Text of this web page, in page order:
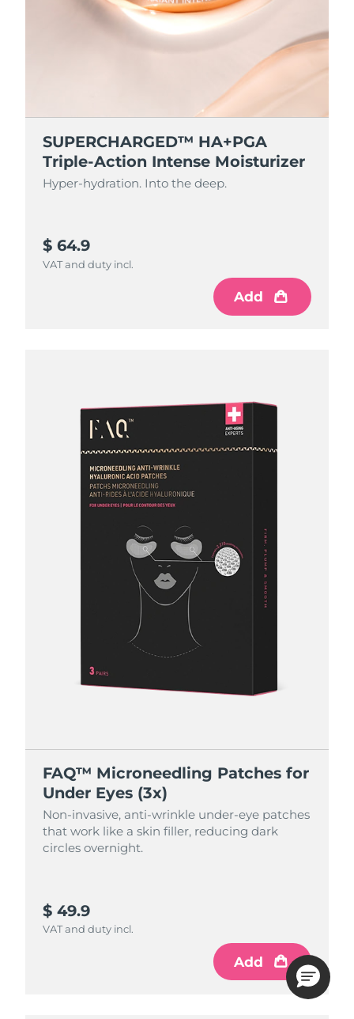
SUPERCHARGED™ HA+PGA
Triple-Action Intense Moisturizer
Hyper-hydration. Into the deep.
$ 64.9
VAT and duty incl.
Add
FAQ™ Microneedling Patches for
Under Eyes (3x)
Non-invasive, anti-wrinkle under-eye patches
that work like a skin filler, reducing dark
circles overnight.
$ 49.9
VAT and duty incl.
Add